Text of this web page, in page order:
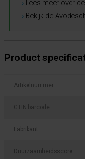
› Lees meer over
› Bekijk de
Product
Artikelnummer
GTIN barcode
Fabrikant:
Duurzaamheidsscore